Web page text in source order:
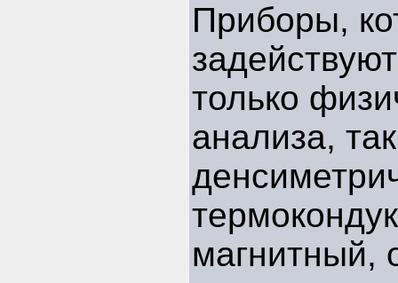
Приборы,
только
анализа,
магнитный,